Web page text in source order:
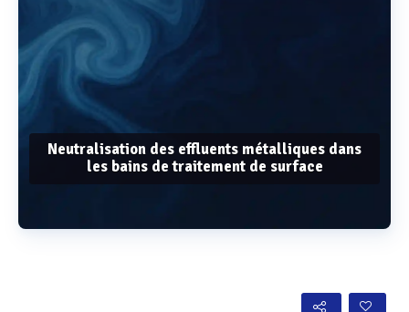
Neutralisation des effluents métalliques dans
les bains de traitement de surface